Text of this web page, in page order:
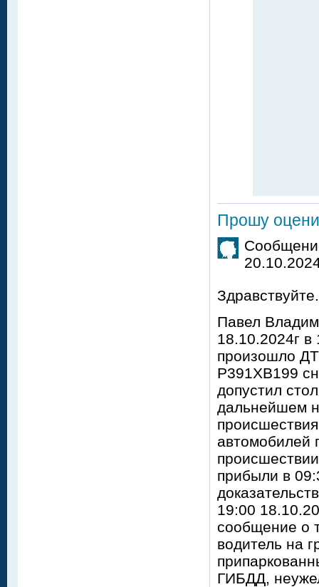
Прошу
Павел
18.10.2024г
произошло
Р391ХВ199
допустил
дальнейшем
автомобилей
прибыли в
19:00
сообщение о
водитель на
ГИБДД,